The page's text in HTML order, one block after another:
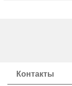
Контакты